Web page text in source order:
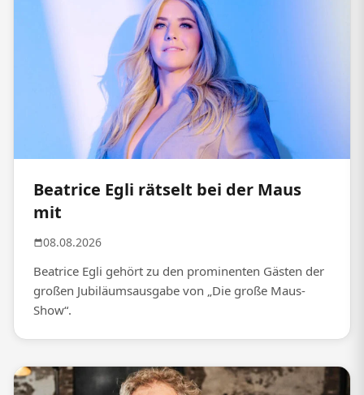
Beatrice Egli rätselt bei der Maus
mit
08.08.2026
Beatrice Egli gehört zu den prominenten Gästen der
großen Jubiläumsausgabe von „Die große Maus-
Show“.